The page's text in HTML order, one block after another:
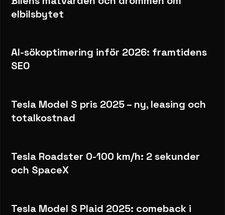
elbilsbytet
AI-sökoptimering inför 2026: framtidens
SEO
Tesla Model S pris 2025 – ny, leasing och
totalkostnad
Tesla Roadster 0-100 km/h: 2 sekunder
och SpaceX
Tesla Model S Plaid 2025: comeback i